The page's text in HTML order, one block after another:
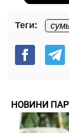
Теги:
НОВИНИ